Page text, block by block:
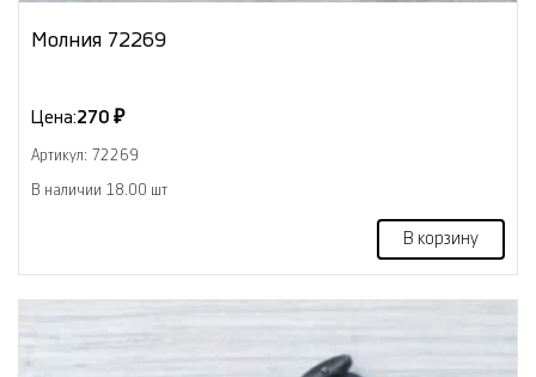
Молния 72269
Цена:270 ₽
Артикул: 72269
В наличии 18.00 шт
В корзину